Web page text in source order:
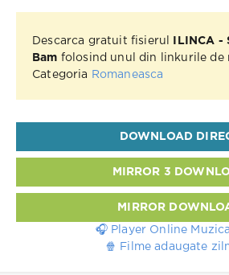
Descarca gratuit fisierul
ILINCA -
Bam folosind unul din linkurile de
Categoria
Romaneasca
DOWNLOAD
MIRROR 3
MIRROR
🎧 Player Online
🍿 Filme adaugate